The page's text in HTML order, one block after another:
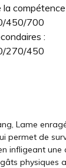
compétence
450/700
:
270/450
Lame
permet de
infligeant une
physiques